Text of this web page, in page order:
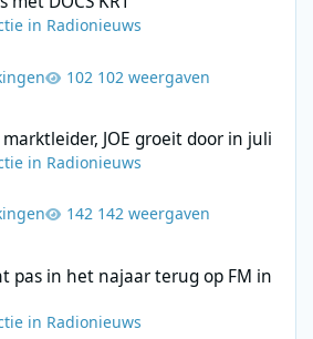
in Radionieuws
102 weergaven
JOE groeit door in juli
in Radionieuws
142 weergaven
pas in het najaar terug op FM in
in Radionieuws